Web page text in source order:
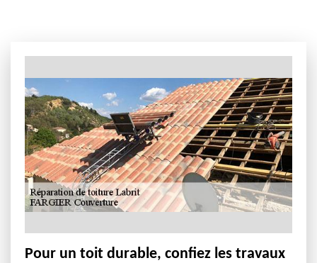
Pour un toit durable, confiez les travaux